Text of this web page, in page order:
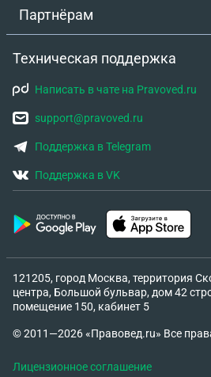
Партнёрам
Техническая поддержка
Написать в чате на Pravoved.ru
support@pravoved.ru
Поддержка в Telegram
Поддержка в VK
121205, город Москва, территория
центра, Большой бульвар, дом 42
помещение 150, кабинет 5
© 2011—2026 «Правовед.ru» Все
Лицензионное соглашение